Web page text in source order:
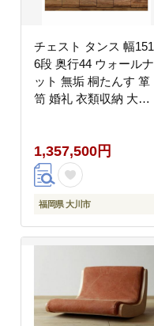
チェスト タンス 幅151
6段 奥行44 ウォールナ
ット 無垢 桐たんす 箪
笥 婚礼 衣類収納 大川
1,357,500円
福岡県 大川市